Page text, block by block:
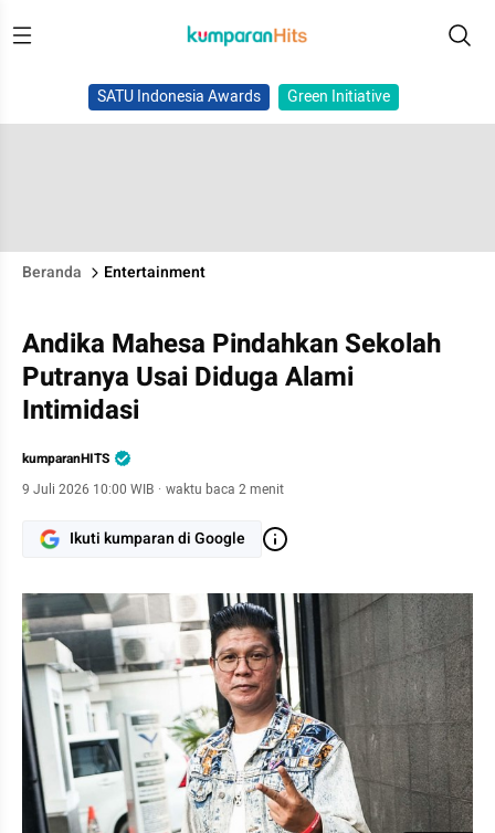
SATU Indonesia Awards Green Initiative
Beranda Entertainment
Andika Mahesa Pindahkan Sekolah
Putranya Usai Diduga Alami
Intimidasi
kumparanHITS
9 Juli 2026 10:00 WIB · waktu baca 2 menit
Ikuti kumparan di Google